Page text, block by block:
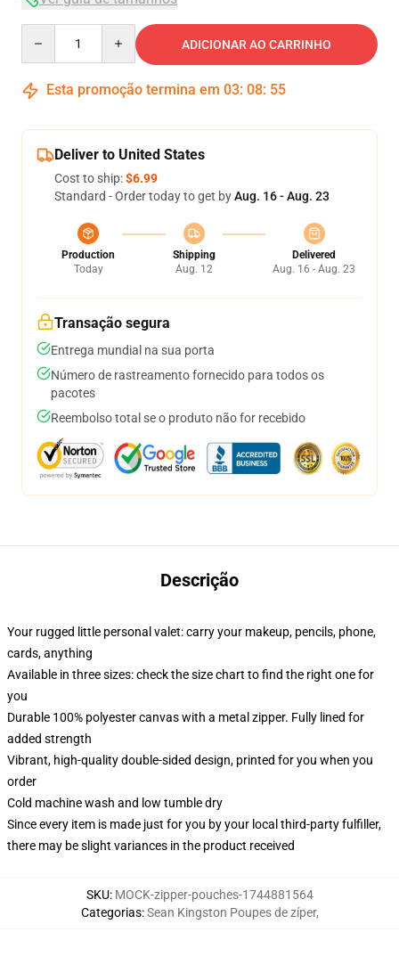
ADICIONAR AO CARRINHO
Esta promoção termina em 03: 08: 55
Deliver to United States
Cost to ship:$6.99
Standard - Order today to get byAug. 16 - Aug. 23
Production
Today
Shipping
Aug. 12
Delivered
Aug. 16 - Aug. 23
Transação segura
Entrega mundial na sua porta
Número de rastreamento fornecido para todos os
pacotes
Reembolso total se o produto não for recebido
Descrição
Your rugged little personal valet: carry your makeup, pencils, phone,
cards, anything
Available in three sizes: check the size chart to find the right one for
you
Durable 100% polyester canvas with a metal zipper. Fully lined for
added strength
Vibrant, high-quality double-sided design, printed for you when you
order
Cold machine wash and low tumble dry
Since every item is made just for you by your local third-party fulfiller,
there may be slight variances in the product received
SKU: MOCK-zipper-pouches-1744881564
Categorias:Sean Kingston Poupes de zíper,